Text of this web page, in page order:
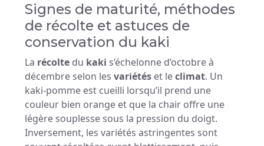
Signes de maturité, méthodes
de récolte et astuces de
conservation du kaki
La récolte du kaki s’échelonne d’octobre à
décembre selon les variétés et leclimat. Un
kaki-pomme est cueilli lorsqu’il prend une
couleur bien orange et que la chair offre une
légère souplesse sous la pression du doigt.
Inversement, les variétés astringentes sont